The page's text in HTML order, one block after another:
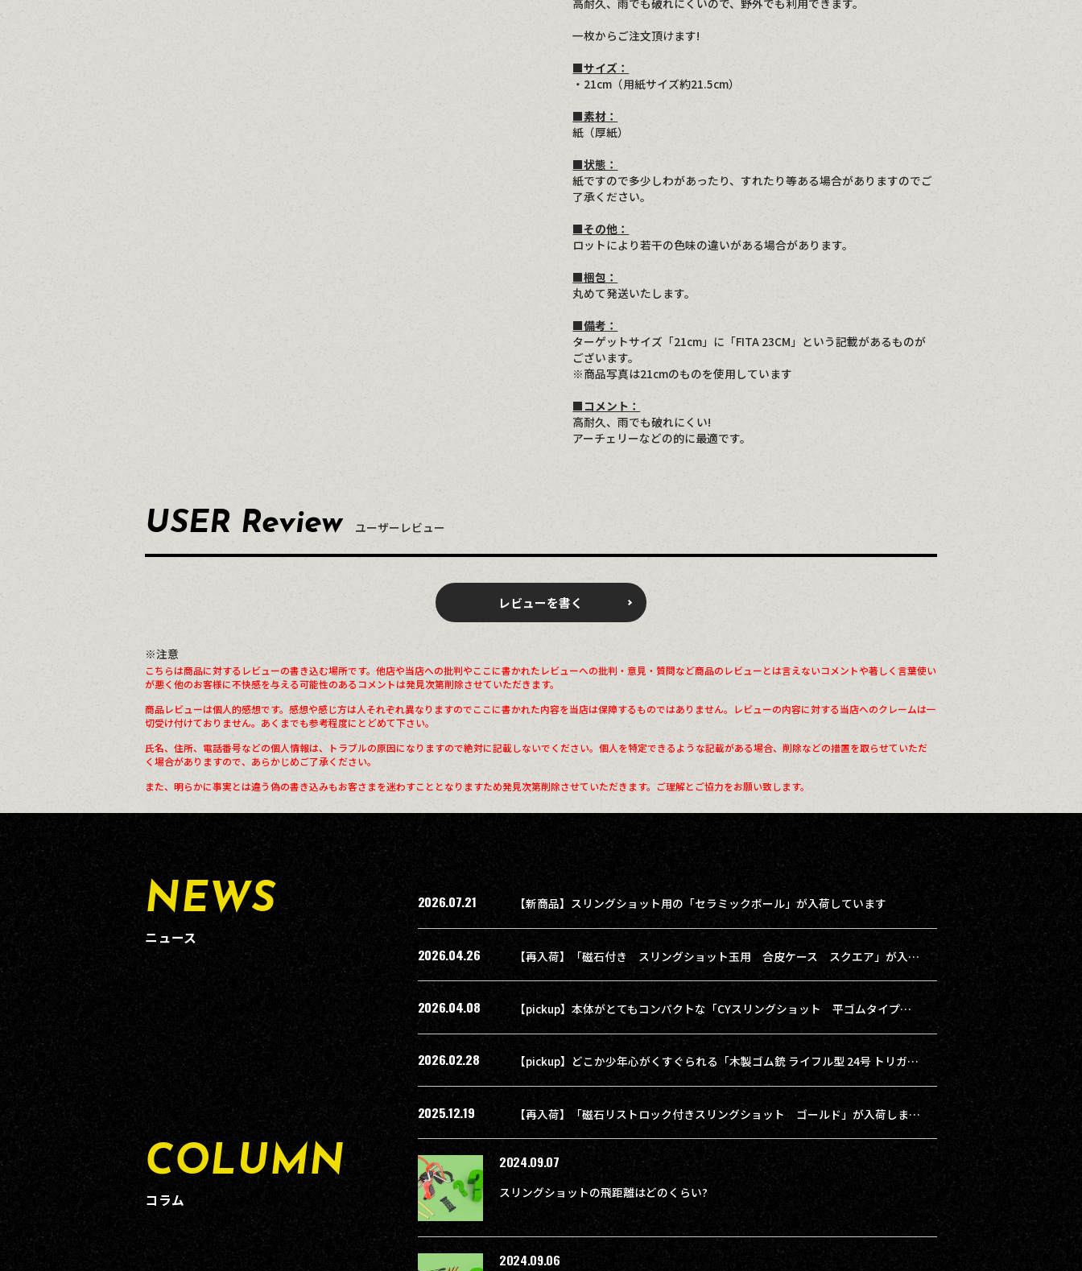
一枚からご注文頂けます!
■サイズ：
・21cm（用紙サイズ約21.5cm）
■素材：
紙（厚紙）
■状態：
紙ですので多少しわがあったり、すれたり等ある場合がありますのでご
了承ください。
■その他：
ロットにより若干の色味の違いがある場合があります。
■梱包：
丸めて発送いたします。
■備考：
ターゲットサイズ「21cm」に「FITA 23CM」という記載があるものが
ございます。
※商品写真は21cmのものを使用しています
■コメント：
高耐久、雨でも破れにくい!
アーチェリーなどの的に最適です。
USER Review ユーザーレビュー
レビューを書く
※注意
こちらは商品に対するレビューの書き込む場所です。他店や当店への批判やここに書かれたレビューへの批判・意見・質問など商品のレビューとは言えないコメントや著しく言葉使い
が悪く他のお客様に不快感を与える可能性のあるコメントは発見次第削除させていただきます。
商品レビューは個人的感想です。感想や感じ方は人それぞれ異なりますのでここに書かれた内容を当店は保障するものではありません。レビューの内容に対する当店へのクレームは一
切受け付けておりません。あくまでも参考程度にとどめて下さい。
氏名、住所、電話番号などの個人情報は、トラブルの原因になりますので絶対に記載しないでください。個人を特定できるような記載がある場合、削除などの措置を取らせていただ
く場合がありますので、あらかじめご了承ください。
また、明らかに事実とは違う偽の書き込みもお客さまを迷わすこととなりますため発見次第削除させていただきます。ご理解とご協力をお願い致します。
NEWS
ニュース
2026.07.21 【新商品】スリングショット用の「セラミックボール」が入荷しています
2026.04.26 【再入荷】「磁石付き スリングショット玉用 合皮ケース スクエア」が入荷しました！
2026.04.08 【pickup】本体がとてもコンパクトな「CYスリングショット 平ゴムタイプ サイト付き」
2026.02.28 【pickup】どこか少年心がくすぐられる「木製ゴム銃 ライフル型 24号 トリガーガード付き」
2025.12.19 【再入荷】「磁石リストロック付きスリングショット ゴールド」が入荷しました！
COLUMN
コラム
2024.09.07
スリングショットの飛距離はどのくらい?
2024.09.06